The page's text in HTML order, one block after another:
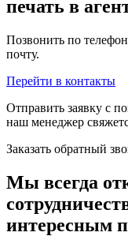
печать в
Позвонить по
почту.
Перейти в контакты
Отправить заявку с
наш менеджер
Заказать обратный
Мы всегда
интересным